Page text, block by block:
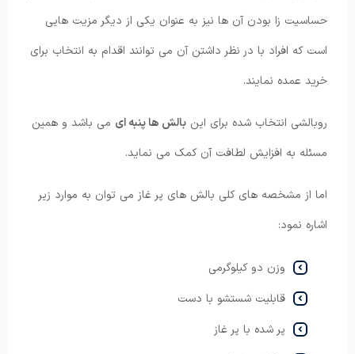
حساسیت زا بودن آن ها نیز به عنوان یکی از دیگر مزیت هایی
است که افراد با در نظر داشتن آن می توانند اقدام به انتخاب برای
خرید عمده نمایند.
روبالشی انتخاب شده برای این بالش ها پنبه ای می باشد و همین
مسئله به افزایش لطافت آن کمک می نماید.
اما از مشخصه های کلی بالش های پر غاز می توان به موارد زیر
اشاره نمود:
وزن دو کیلوگرمی
قابلیت شستشو با دست
پر شده با پر غاز